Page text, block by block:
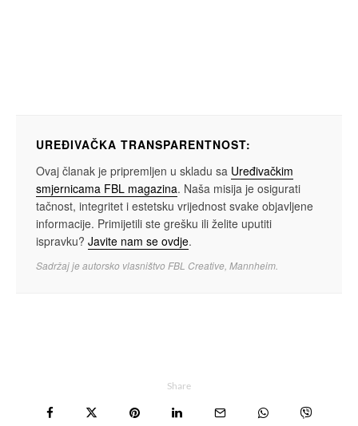
UREĐIVAČKA TRANSPARENTNOST:
Ovaj članak je pripremljen u skladu sa Uređivačkim
smjernicama FBL magazina. Naša misija je osigurati
tačnost, integritet i estetsku vrijednost svake objavljene
informacije. Primijetili ste grešku ili želite uputiti
ispravku? Javite nam se ovdje.
Sadržaj je autorsko vlasništvo FBL Creative, Mannheim.
Share